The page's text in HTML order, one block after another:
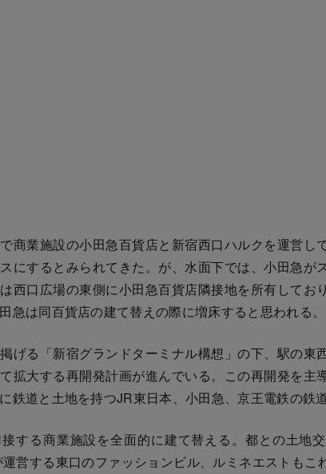
商業施設の小田急百貨店と新宿西口ハルクを運営し
にするとみられてきた。が、水面下では、小田急が
西口広場の東側に小田急百貨店隣接地を所有してお
急は同百貨店の建て替えの際に増床すると思われる。
げる「新宿グランドターミナル構想」の下、駅の東
拡大する再開発計画が進んでいる。この再開発を主
鉄道と土地を持つJR東日本、小田急、京王電鉄の鉄道
する商業施設を全面的に建て替える。都との土地
営する東口のファッションビル、ルミネエストもこ